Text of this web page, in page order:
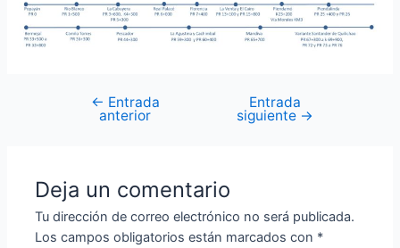
← Entrada
anterior
Entrada
siguiente →
Deja un comentario
Tu dirección de correo electrónico no será publicada.
Los campos obligatorios están marcados con *